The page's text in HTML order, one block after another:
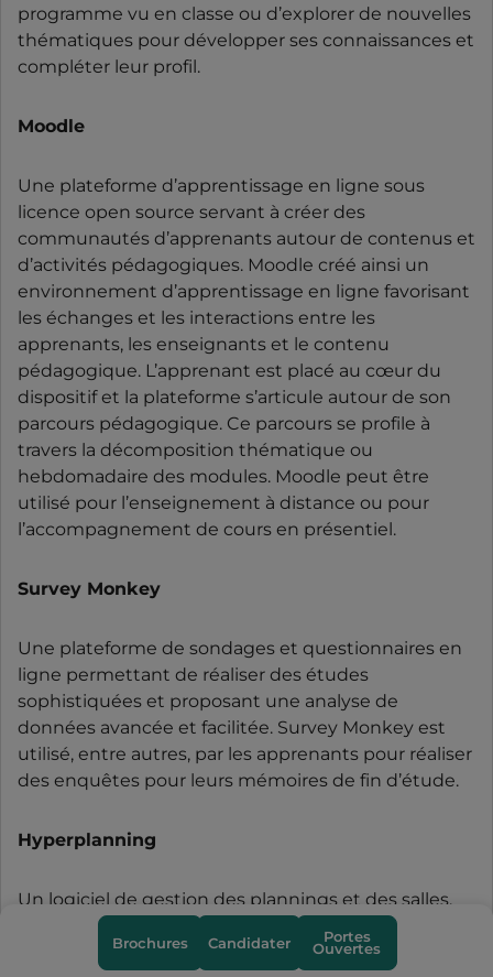
Brochures Candidater Portes
Ouvertes
programme vu en classe ou d’explorer de nouvelles
thématiques pour développer ses connaissances et
compléter leur profil.
Moodle
Une plateforme d’apprentissage en ligne sous
licence open source servant à créer des
communautés d’apprenants autour de contenus et
d’activités pédagogiques. Moodle créé ainsi un
environnement d’apprentissage en ligne favorisant
les échanges et les interactions entre les
apprenants, les enseignants et le contenu
pédagogique. L’apprenant est placé au cœur du
dispositif et la plateforme s’articule autour de son
parcours pédagogique. Ce parcours se profile à
travers la décomposition thématique ou
hebdomadaire des modules. Moodle peut être
utilisé pour l’enseignement à distance ou pour
l’accompagnement de cours en présentiel.
Survey Monkey
Une plateforme de sondages et questionnaires en
ligne permettant de réaliser des études
sophistiquées et proposant une analyse de
données avancée et facilitée. Survey Monkey est
utilisé, entre autres, par les apprenants pour réaliser
des enquêtes pour leurs mémoires de fin d’étude.
Hyperplanning
Un logiciel de gestion des plannings et des salles.
Les apprenants ont accès aux emplois du temps,
aux évaluations et au suivi des absences.